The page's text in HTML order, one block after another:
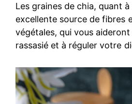
Les graines de chia, quant
excellente source de fibres
végétales, qui vous
rassasié et à réguler votre